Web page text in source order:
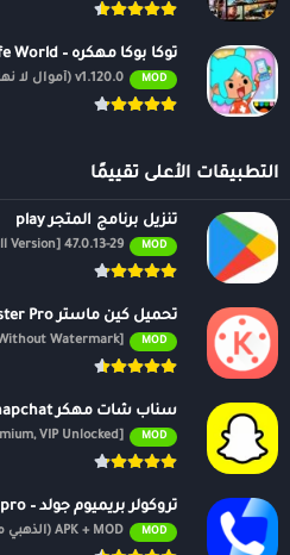
توكا بوكا مهكره – Toca Life World
MOD v1.120.0 (أموال لا نهائية + جميع المستويات)
التطبيقات الأعلى تقييمًا
تنزيل برنامج المتجر play
MOD
47.0.13-29 MOD APK [No Root/All Devices/Full Version]
تحميل كين ماستر Kine Master Pro مهكر
MOD
Without Watermark]
سناب شات مهكر Snapchat للأندرويد اخر اصدار 2025
MOD
VIP Unlocked]
تروكولر بريميوم جولد – Truecaller pro مهكر
MOD APK + MOD (الذهبي مجانًا) v14.1.6